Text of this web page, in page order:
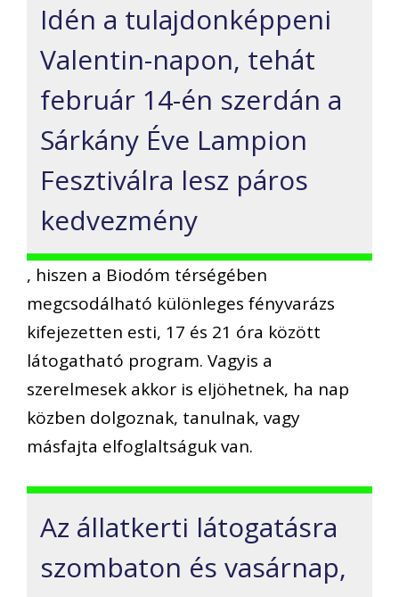
Idén a tulajdonképpeni
Valentin-napon, tehát
február 14-én szerdán a
Sárkány Éve Lampion
Fesztiválra lesz páros
kedvezmény
, hiszen a Biodóm térségében
megcsodálható különleges fényvarázs
kifejezetten esti, 17 és 21 óra között
látogatható program. Vagyis a
szerelmesek akkor is eljöhetnek, ha nap
közben dolgoznak, tanulnak, vagy
másfajta elfoglaltságuk van.
Az állatkerti látogatásra
szombaton és vasárnap,